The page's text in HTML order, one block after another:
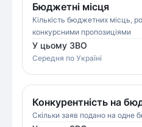
Бюджетні місця
Кількість бюджетних місць,
конкурсними пропозиціями
У цьому ЗВО
Середня по Україні
Конкурентність на
Скільки заяв подано на одне